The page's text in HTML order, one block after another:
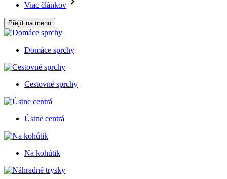
Viac článkov
Přejít na menu
Domáce sprchy
Cestovné sprchy
Ústne centrá
Na kohútik